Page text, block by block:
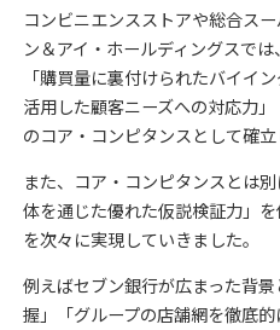
コンビニエンスストアや総合ス
ン＆アイ・ホールディングスでは、
「購買量に裏付けられたバイイ
活用した顧客ニーズへの対応力
のコア・コンピタンスとして確立
また、コア・コンピタンスとは
体を通じた優れた仮説検証力」
を次々に実現していきました。
例えばセブン銀行が広まった背
握」「グループの店舗網を徹底